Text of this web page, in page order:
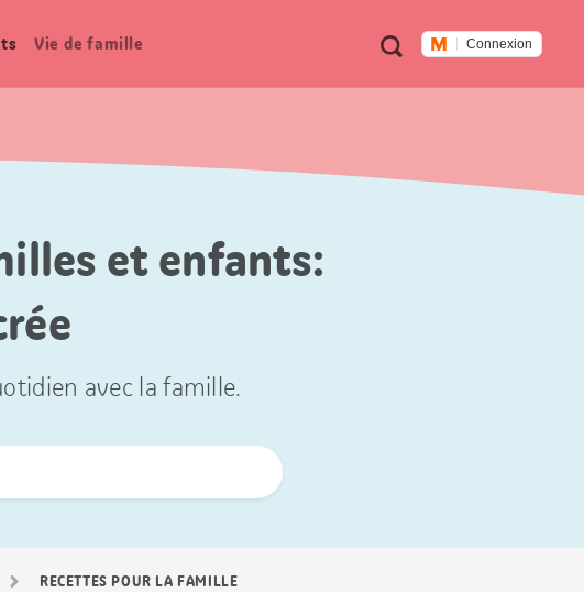
Métanavigation
RechercheConnexion
Vie de famille
et enfants:
avec la famille.
RECETTES POUR LA FAMILLE